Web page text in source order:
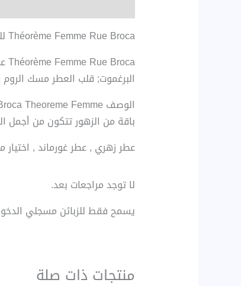
Théorème Femme Rue Broca للنساء
البرغموت; قلب العطر مسك الروم
الوصف Rue Broca Theoreme Femme :
باقة من الزهور تتكون من أجمل
عطر زهري ,عطر غورماند ,
لا توجد مراجعات بعد.
يسمح فقط للزبائن مسجلي
منتجات ذات صلة